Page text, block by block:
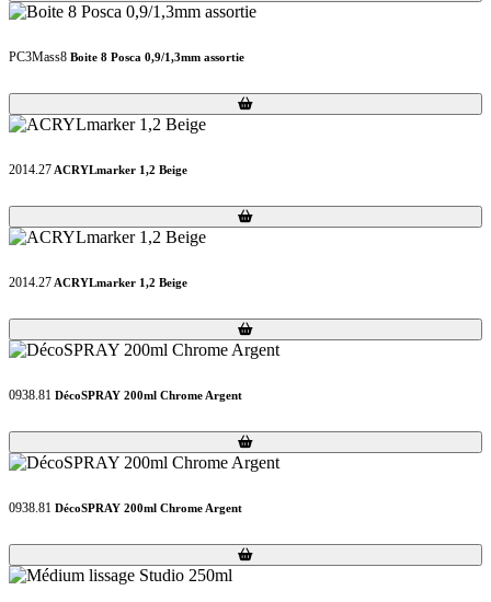
PC3Mass8 Boite 8 Posca 0,9/1,3mm assortie
Loading...
Loading...
2014.27 ACRYLmarker 1,2 Beige
Loading...
Loading...
2014.27 ACRYLmarker 1,2 Beige
Loading...
Loading...
0938.81 DécoSPRAY 200ml Chrome Argent
Loading...
Loading...
0938.81 DécoSPRAY 200ml Chrome Argent
Loading...
Loading...